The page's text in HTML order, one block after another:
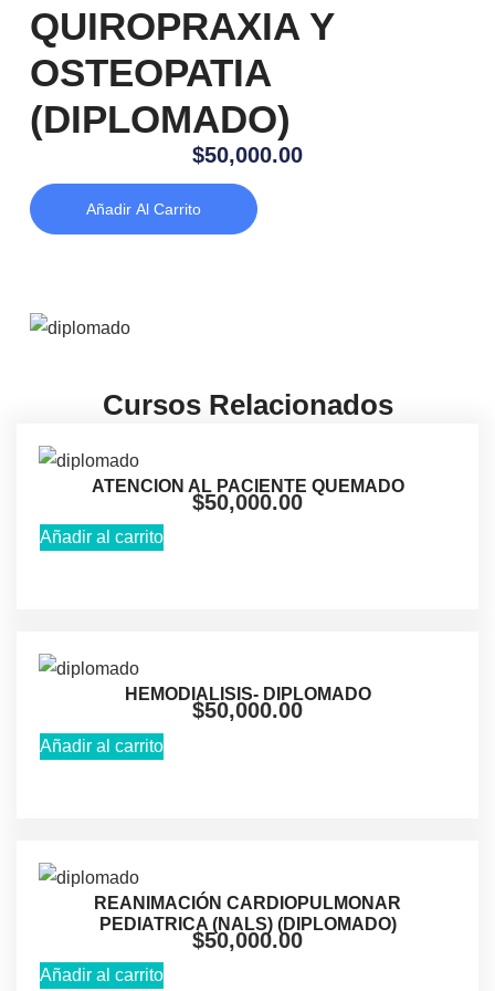
QUIROPRAXIA Y
OSTEOPATIA
(DIPLOMADO)
$50,000.00
Añadir Al Carrito
Cursos Relacionados
ATENCION AL PACIENTE QUEMADO
$50,000.00
Añadir al carrito
HEMODIALISIS- DIPLOMADO
$50,000.00
Añadir al carrito
REANIMACIÓN CARDIOPULMONAR
PEDIATRICA (NALS) (DIPLOMADO)
$50,000.00
Añadir al carrito